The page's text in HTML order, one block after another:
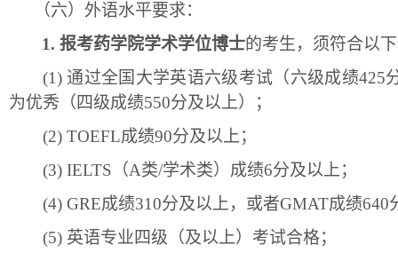
（六） 外语水平要求：
1. 报考药学院学术学位博士的考生，须符合以
(1) 通过全国大学英语六级考试（六级成绩
为优秀（四级成绩550分及以上）；
(2) TOEFL成绩90分及以上；
(3) IELTS（A类/学术类）成绩6分及以上；
(4) GRE成绩310分及以上，或者GMAT成绩640
(5) 英语专业四级（及以上）考试合格；